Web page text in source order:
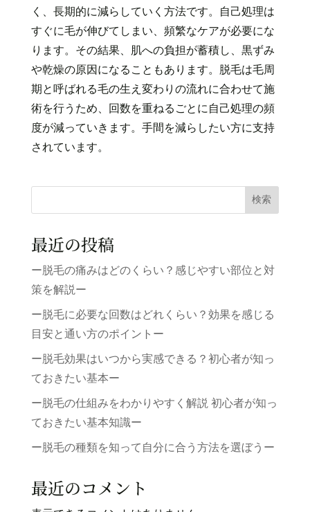
く、長期的に減らしていく方法です。自己処理は
すぐに毛が伸びてしまい、頻繁なケアが必要にな
ります。その結果、肌への負担が蓄積し、黒ずみ
や乾燥の原因になることもあります。脱毛は毛周
期と呼ばれる毛の生え変わりの流れに合わせて施
術を行うため、回数を重ねるごとに自己処理の頻
度が減っていきます。手間を減らしたい方に支持
されています。
検索
最近の投稿
ー脱毛の痛みはどのくらい？感じやすい部位と対
策を解説ー
ー脱毛に必要な回数はどれくらい？効果を感じる
目安と通い方のポイントー
ー脱毛効果はいつから実感できる？初心者が知っ
ておきたい基本ー
ー脱毛の仕組みをわかりやすく解説 初心者が知っ
ておきたい基本知識ー
ー脱毛の種類を知って自分に合う方法を選ぼうー
最近のコメント